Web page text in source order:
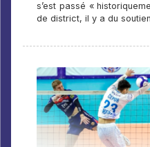
s’est passé «
de district, il y a du